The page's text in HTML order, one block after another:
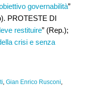
governabilità”
PROTESTE DI
restituire” (Rep.);
crisi e senza
, Gian Enrico Rusconi,